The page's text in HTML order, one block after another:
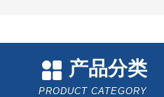
产品分类
PRODUCT CATEGORY